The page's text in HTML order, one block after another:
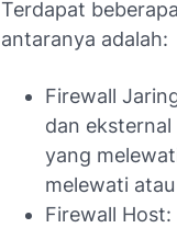
Terdapat
antaranya adalah:
Firewall
dan
yang
melewati
Firewall